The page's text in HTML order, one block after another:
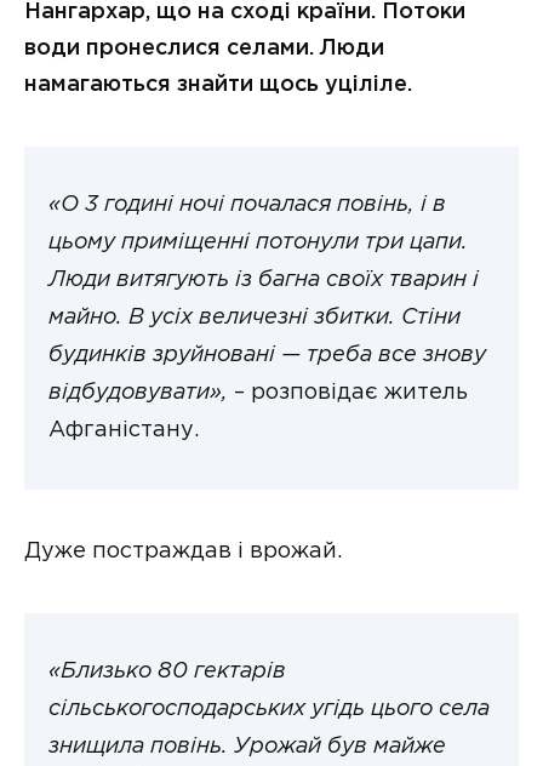
Нангархар, що на сході країни. Потоки
води пронеслися селами. Люди
намагаються знайти щось уціліле.
«О 3 годині ночі почалася повінь, і в
цьому приміщенні потонули три цапи.
Люди витягують із багна своїх тварин і
майно. В усіх величезні збитки. Стіни
будинків зруйновані — треба все знову
відбудовувати», – розповідає житель
Афганістану.
Дуже постраждав і врожай.
«Близько 80 гектарів
сільськогосподарських угідь цього села
знищила повінь. Урожай був майже